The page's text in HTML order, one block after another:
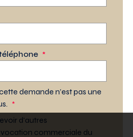
*
demande n’est pas une
*
d'autres
commerciale du